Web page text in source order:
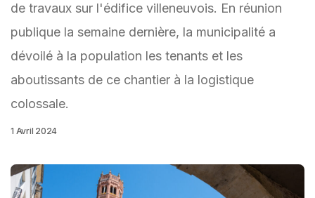
de travaux sur l'édifice villeneuvois. En réunion
publique la semaine dernière, la municipalité a
dévoilé à la population les tenants et les
aboutissants de ce chantier à la logistique
colossale.
1 Avril 2024